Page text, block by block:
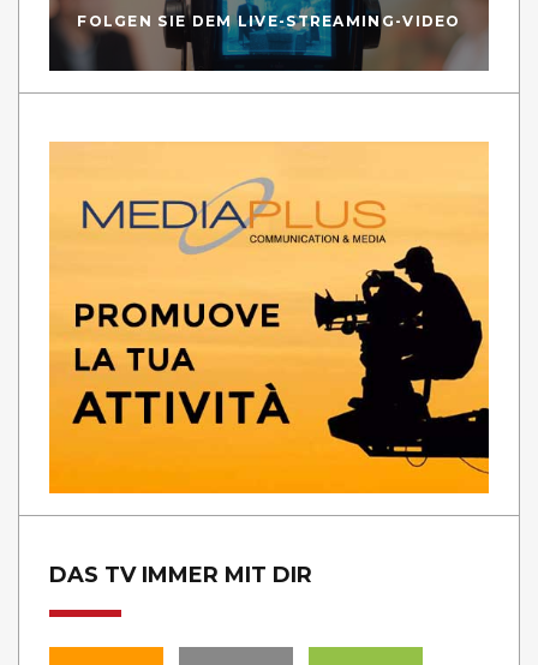
FOLGEN SIE DEM LIVE-STREAMING-VIDEO
DAS TV IMMER MIT DIR